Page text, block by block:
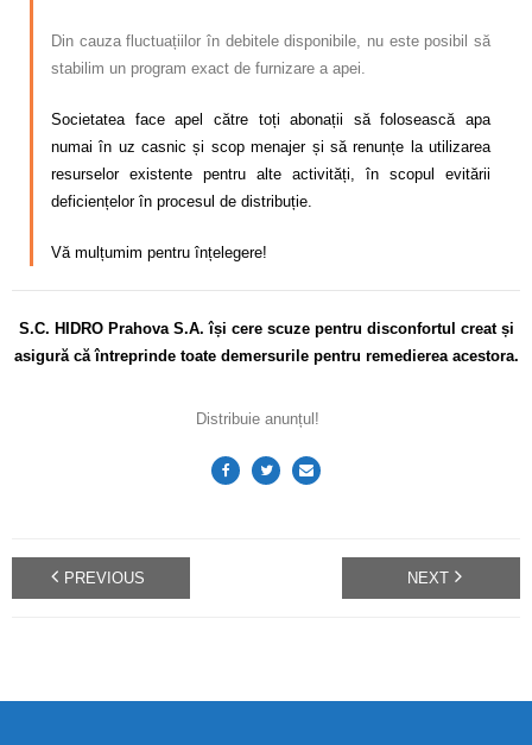
Din cauza fluctuațiilor în debitele disponibile, nu este posibil să
stabilim un program exact de furnizare a apei.
Societatea face apel către toți abonații să folosească apa
numai în uz casnic și scop menajer și să renunțe la utilizarea
resurselor existente pentru alte activități, în scopul evitării
deficiențelor în procesul de distribuție.
Vă mulțumim pentru înțelegere!
S.C. HIDRO Prahova S.A. își cere scuze pentru disconfortul creat și
asigură că întreprinde toate demersurile pentru remedierea acestora.
Distribuie anunțul!
PREVIOUS NEXT